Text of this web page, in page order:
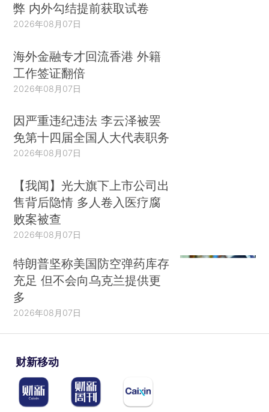
弊 内外勾结提前获取试卷
2026年08月07日
海外金融专才回流香港 外籍
工作签证翻倍
2026年08月07日
因严重违纪违法 李云泽被罢
免第十四届全国人大代表职务
2026年08月07日
【我闻】光大旗下上市公司出
售背后隐情 多人卷入医疗腐
败案被查
2026年08月07日
特朗普坚称美国防空弹药库存
充足 但不会向乌克兰提供更
多
2026年08月07日
财新移动